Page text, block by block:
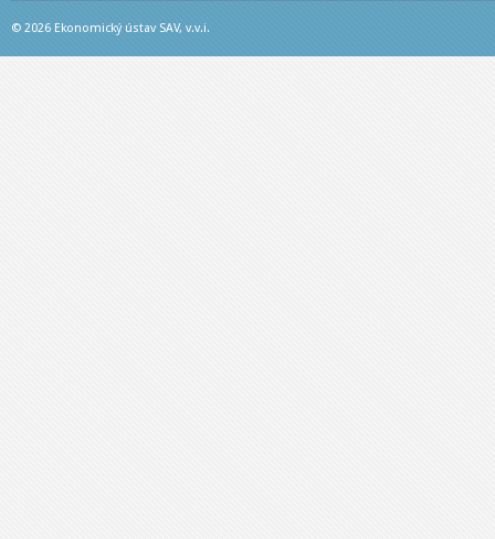
© 2026 Ekonomický ústav SAV, v.v.i.